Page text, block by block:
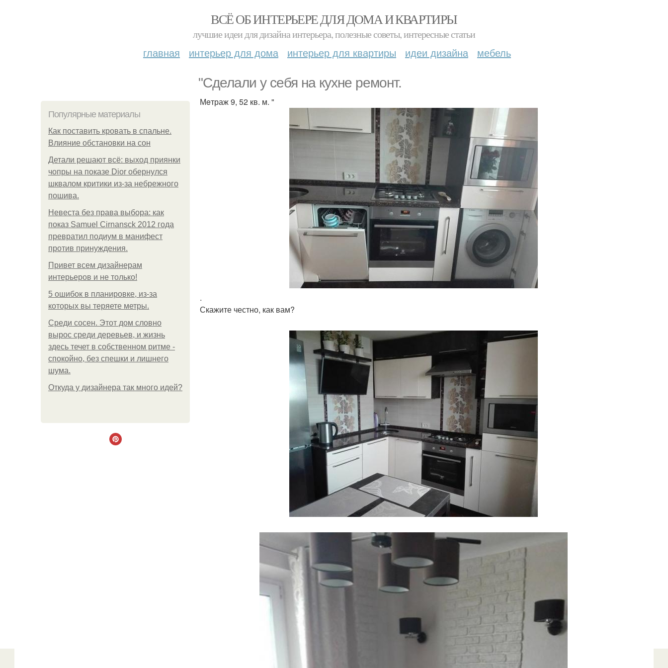
ВСЁ ОБ ИНТЕРЬЕРЕ ДЛЯ ДОМА И КВАРТИРЫ
лучшие идеи для дизайна интерьера, полезные советы, интересные статьи
главная интерьер для дома интерьер для квартиры идеи дизайна мебель
"Сделали у себя на кухне рeмонт.
Популярные материалы
Как поставить кровать в спальне.
Влияние обстановки на сон
Детали решают всё: выход приянки
чопры на показе Dior обернулся
шквалом критики из-за небрежного
пошива.
Невеста без права выбора: как
показ Samuel Cirnansck 2012 года
превратил подиум в манифест
против принуждения.
Привет всем дизайнерам
интерьеров и не только!
5 ошибок в планировке, из-за
которых вы теряете метры.
Среди сосен. Этот дом словно
вырос среди деревьев, и жизнь
здесь течет в собственном ритме -
спокойно, без спешки и лишнего
шума.
Откуда у дизайнера так много идей?
Мeтраж 9, 52 кв. м. "
.
Скажите честно, как вам?